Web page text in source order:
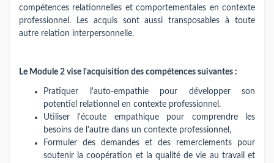
compétences relationnelles et comportementales en contexte
professionnel. Les acquis sont aussi transposables à toute
autre relation interpersonnelle.
Le Module 2 vise l'acquisition des compétences suivantes :
Pratiquer l'auto-empathie pour développer son
potentiel relationnel en contexte professionnel.
Utiliser l'écoute empathique pour comprendre les
besoins de l'autre dans un contexte professionnel,
Formuler des demandes et des remerciements pour
soutenir la coopération et la qualité de vie au travail et